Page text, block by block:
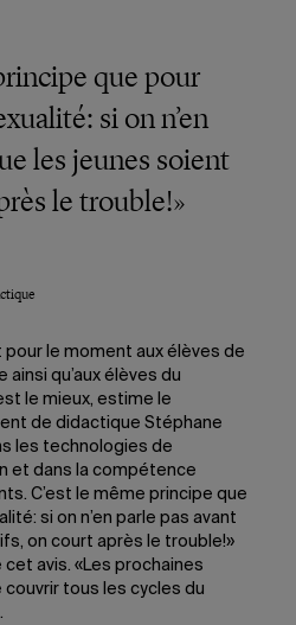
que pour
si on n’en
les jeunes soient
le trouble!»
pour le moment aux élèves de
ainsi qu’aux élèves du
le mieux, estime le
de didactique Stéphane
les technologies de
et dans la compétence
C’est le même principe que
si on n’en parle pas avant
on court après le trouble!»
avis. «Les prochaines
tous les cycles du